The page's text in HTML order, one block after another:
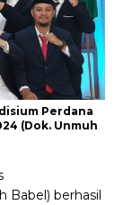
Perdana
(Dok. Unmuh
berhasil